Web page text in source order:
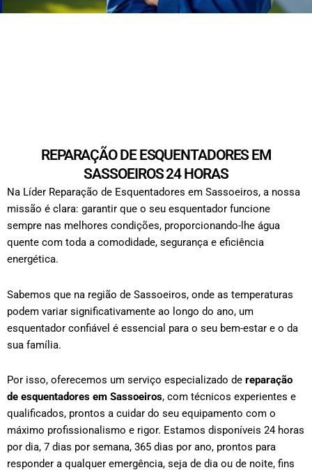
REPARAÇÃO DE ESQUENTADORES EM
SASSOEIROS 24 HORAS
Na Líder Reparação de Esquentadores em Sassoeiros, a nossa
missão é clara: garantir que o seu esquentador funcione
sempre nas melhores condições, proporcionando-lhe água
quente com toda a comodidade, segurança e eficiência
energética.
Sabemos que na região de Sassoeiros, onde as temperaturas
podem variar significativamente ao longo do ano, um
esquentador confiável é essencial para o seu bem-estar e o da
sua família.
Por isso, oferecemos um serviço especializado de reparação
de esquentadores em Sassoeiros, com técnicos experientes e
qualificados, prontos a cuidar do seu equipamento com o
máximo profissionalismo e rigor. Estamos disponíveis 24 horas
por dia, 7 dias por semana, 365 dias por ano, prontos para
responder a qualquer emergência, seja de dia ou de noite, fins